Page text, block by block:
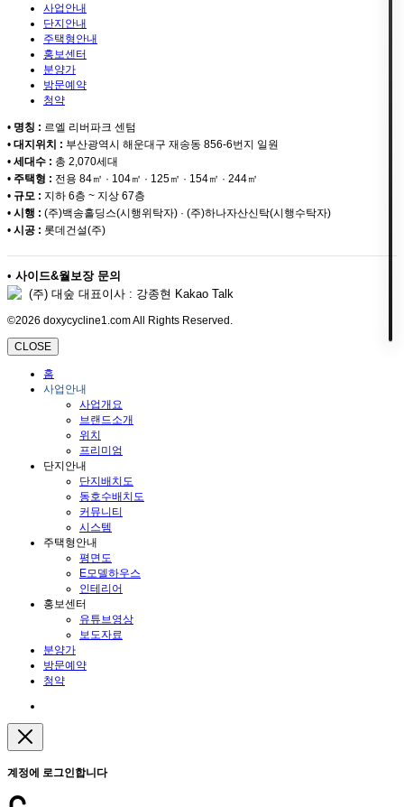
사업안내
단지안내
주택형안내
홍보센터
분양가
방문예약
청약
• 명칭 : 르엘 리버파크 센텀
• 대지위치 : 부산광역시 해운대구 재송동 856-6번지 일원
• 세대수 : 총 2,070세대
• 주택형 : 전용 84㎡ · 104㎡ · 125㎡ · 154㎡ · 244㎡
• 규모 : 지하 6층 ~ 지상 67층
• 시행 : (주)백송홀딩스(시행위탁자) · (주)하나자산신탁(시행수탁자)
• 시공 : 롯데건설(주)
• 사이드&월보장 문의
(주) 대숲 대표이사 : 강종현 Kakao Talk
©2026 doxycycline1.com All Rights Reserved.
CLOSE
홈
사업안내
사업개요
브랜드소개
위치
프리미엄
단지안내
단지배치도
동호수배치도
커뮤니티
시스템
주택형안내
평면도
E모델하우스
인테리어
홍보센터
유튜브영상
보도자료
분양가
방문예약
청약
계정에 로그인합니다